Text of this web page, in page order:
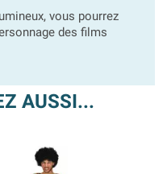
vous pourrez
des films
AUSSI...